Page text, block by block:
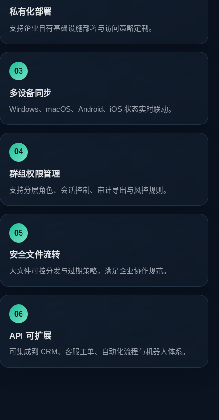
私有化部署
支持企业自有基础设施部署与访问策略定制。
03
多设备同步
Windows、macOS、Android、iOS 状态实时联动。
04
群组权限管理
支持分层角色、会话控制、审计导出与风控规则。
05
安全文件流转
大文件可控分发与过期策略，满足企业协作规范。
06
API 可扩展
可集成到 CRM、客服工单、自动化流程与机器人体系。